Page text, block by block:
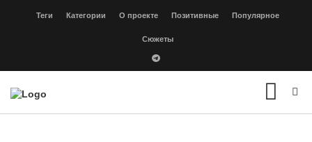
Теги Категории О проекте Позитивные Популярное
Сюжеты